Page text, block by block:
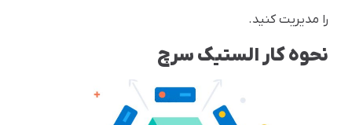
را مدیریت کنید.
نحوه کار الستیک سرچ